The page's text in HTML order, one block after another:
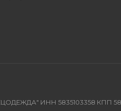
ИНН 5835103358 КПП